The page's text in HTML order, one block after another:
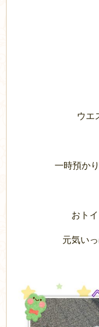
ウエ
一時預か
おト
元気い